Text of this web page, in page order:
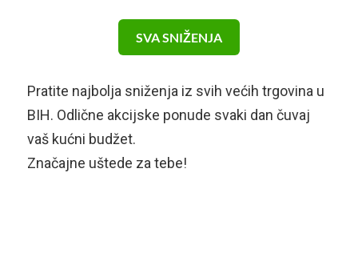
SVA SNIŽENJA
Pratite najbolja sniženja iz svih većih trgovina u
BIH. Odlične akcijske ponude svaki dan čuvaj
vaš kućni budžet.
Značajne uštede za tebe!